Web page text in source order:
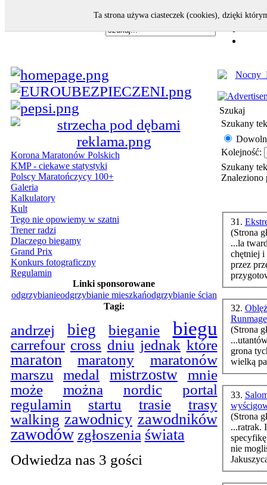
Korona Maratonów Polskich
KMP - ciekawe statystyki
Polscy Maratończycy 100+
Galeria
Kalkulatory
Kult
Tego nie opowiemy w szatni
Trener radzi
Dlaczego biegamy
Grand Prix
Konkurs fotograficzny
Regulamin
Linki sponsorowane
odgrzybianieodgrzybianie mieszkańodgrzybianie ścian
Tagi:
andrzej bieg bieganie biegu
carrefour cross dniu jednak które
maraton maratony maratonów
marszu medal mistrzostw
mnie
może
można nordic
portal
regulamin
startu trasie trasy
walking zawodnicy zawodników
zawodów zgłoszenia świata
Odwiedza nas 3 gości
Szukaj
Szukany
Kolejność:
Szukany
31.
(Strona
...la
chętniej
przez
32.
(Strona
grona
wielką
33.
(Strona
...ratrak.
nie
Ta strona używa ciasteczek (cookies), dzięki